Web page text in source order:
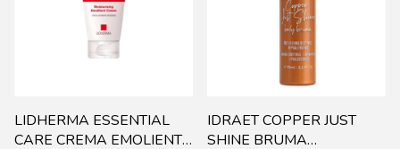
LIDHERMA ESSENTIAL
CARE CREMA EMOLIENTE
IDRAET COPPER JUST
SHINE BRUMA